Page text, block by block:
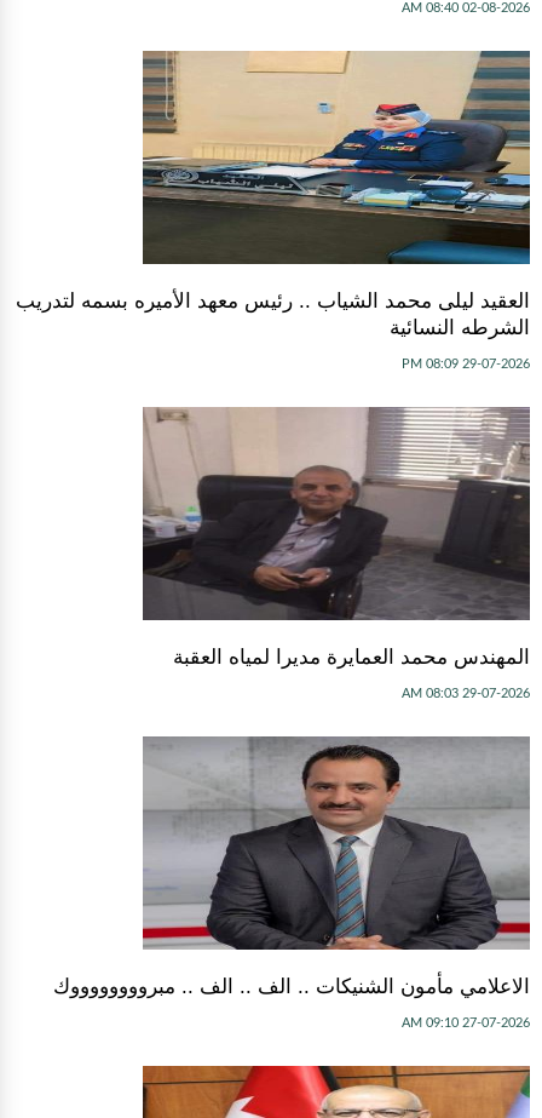
02-08-2026 08:40 AM
العقيد ليلى محمد الشياب .. رئيس معهد الأميره بسمه لتدريب
الشرطه النسائية
29-07-2026 08:09 PM
المهندس محمد العمايرة مديرا لمياه العقبة
29-07-2026 08:03 AM
الاعلامي مأمون الشنيكات .. الف .. الف .. مبرووووووووك
27-07-2026 09:10 AM